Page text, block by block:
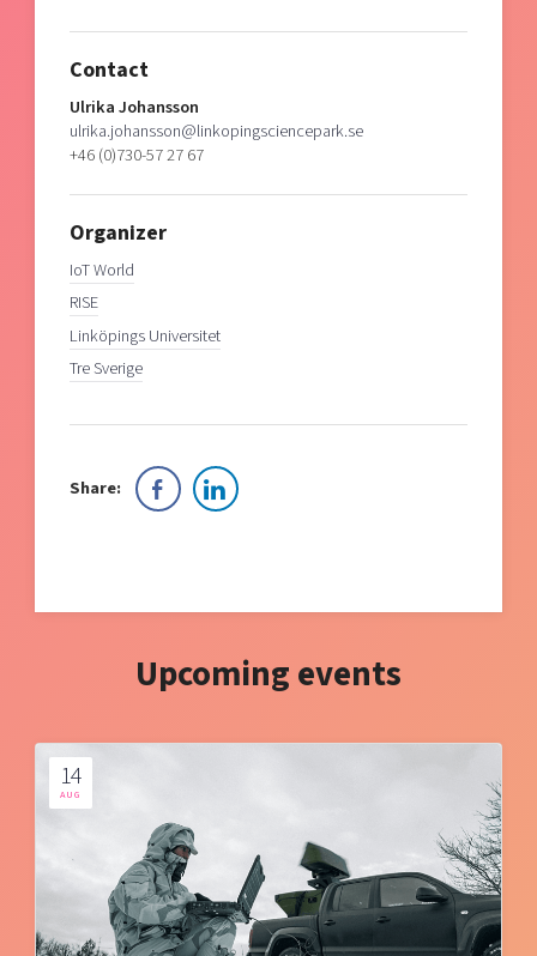
Contact
Ulrika Johansson
ulrika.johansson@linkopingsciencepark.se
+46 (0)730-57 27 67
Organizer
IoT World
RISE
Linköpings Universitet
Tre Sverige
Share:
Upcoming events
14
AUG